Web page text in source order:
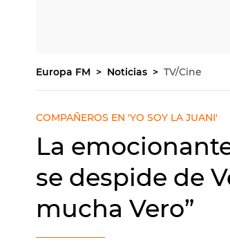
Europa FM Noticias TV/Cine
COMPAÑEROS EN 'YO SOY LA JUANI'
La
se despide de
mucha Vero”